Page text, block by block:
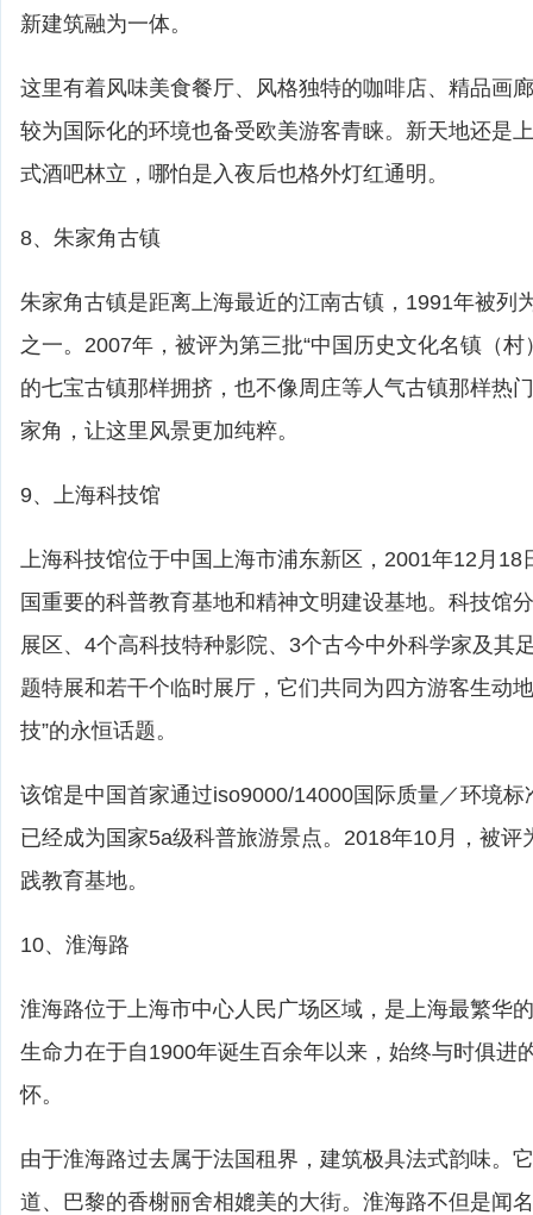
新建筑融为一体。
这里有着风味美食餐厅、风格独特的咖啡店、精品画
较为国际化的环境也备受欧美游客青睐。新天地还是
式酒吧林立，哪怕是入夜后也格外灯红通明。
8、朱家角古镇
朱家角古镇是距离上海最近的江南古镇，1991年被列
之一。2007年，被评为第三批“中国历史文化名镇（村
的七宝古镇那样拥挤，也不像周庄等人气古镇那样热
家角，让这里风景更加纯粹。
9、上海科技馆
上海科技馆位于中国上海市浦东新区，2001年12月18
国重要的科普教育基地和精神文明建设基地。科技馆
展区、4个高科技特种影院、3个古今中外科学家及其
题特展和若干个临时展厅，它们共同为四方游客生动
技”的永恒话题。
该馆是中国首家通过iso9000/14000国际质量／环境
已经成为国家5a级科普旅游景点。2018年10月，被评
践教育基地。
10、淮海路
淮海路位于上海市中心人民广场区域，是上海最繁华
生命力在于自1900年诞生百余年以来，始终与时俱进
怀。
由于淮海路过去属于法国租界，建筑极具法式韵味。
道、巴黎的香榭丽舍相媲美的大街。淮海路不但是闻